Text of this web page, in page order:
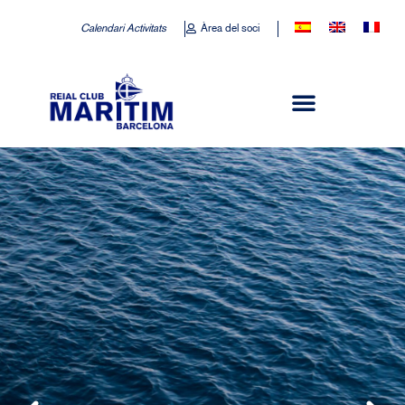
Calendari Activitats Àrea del soci